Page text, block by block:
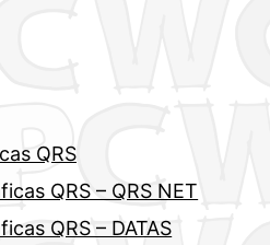
QRS
QRS – QRS NET
QRS – DATAS